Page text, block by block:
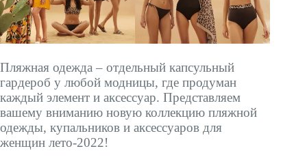
Пляжная одежда – отдельный капсульный
гардероб у любой модницы, где продуман
каждый элемент и аксессуар. Представляем
вашему вниманию новую коллекцию пляжной
одежды, купальников и аксессуаров для
женщин лето-2022!